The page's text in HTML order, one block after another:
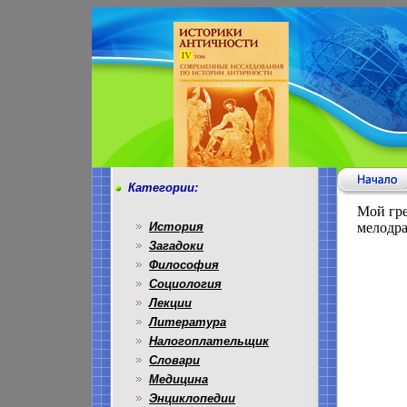
Категории:
История
Загадоки
Философия
Социология
Лекции
Литература
Налогоплательщик
Словари
Медицина
Энциклопедии
Мой